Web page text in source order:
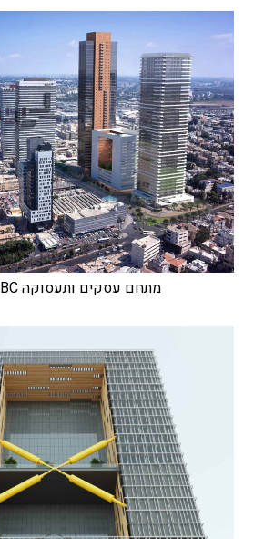
מתחם עסקים ותעסוקה BBC, בני ברק